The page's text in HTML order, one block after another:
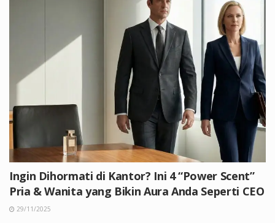
Ingin Dihormati di Kantor? Ini 4 “Power Scent”
Pria & Wanita yang Bikin Aura Anda Seperti CEO
29/11/2025